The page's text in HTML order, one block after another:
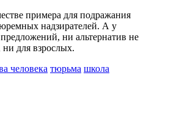
примера для подражания
надзирателей. А у
ни альтернатив не
ни для взрослых.
человека тюрьма школа